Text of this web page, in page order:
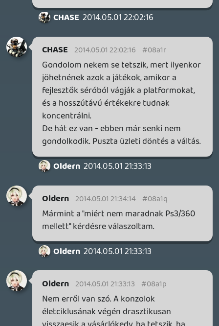
2014.05.01 19:05:25
ezt kár volt kivágni. 😃
liquid 2014.04.30 22:21:30
csavar 2014.05.01 14:29:36 #08a1i
Ez most megint jó volt!
Én meg pölö EA rajongó vagyok 😛
Oldern 2014.05.01 14:16:34 #08a1h
Köszönöm!
nasty 2014.05.01 14:09:24
nasty 2014.05.01 14:09:24 #08a1g
Oldernben mindig az a vicces, hogy nem
vicces.
dreampage 2014.05.01 10:24:57 #08a1f
poénok. Azt hiszem, én minden témáról
kifejtettem már a véleményemet az adott
helyeken. 🙂
Alwares 2014.05.01 10:02:12 #08a1e